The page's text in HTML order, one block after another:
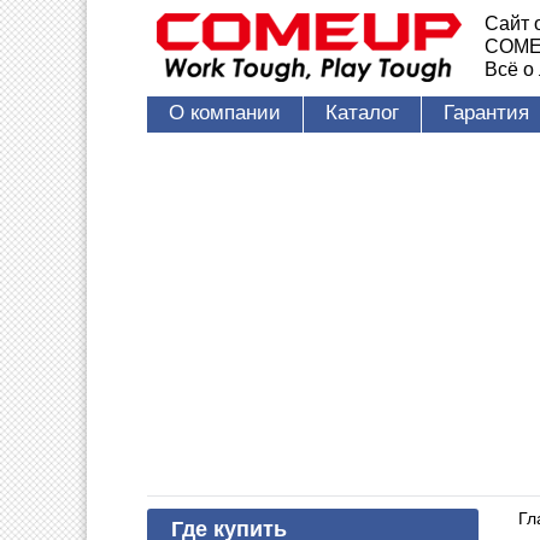
Сайт
Всё о
О компании Каталог Гарантия
Где купить